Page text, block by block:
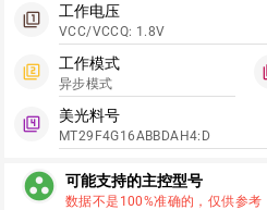
filter_1
工作电压
VCC/VCCQ: 1.8V
filter_2
工作模式
异步模式
filter_4
美光料号
MT29F4G16ABBDAH4:D
group_work 可能支持的主控型号
数据不是100%准确的，仅供参考